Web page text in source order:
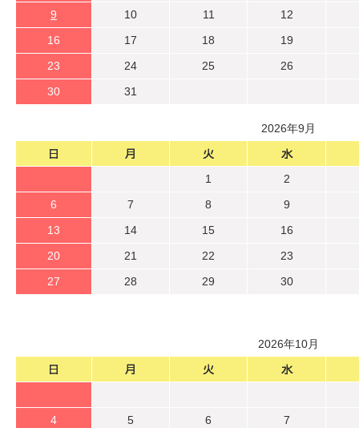
9
10 11 12
16
17 18 19
23
24 25 26
30
31
2026年9月
1
2
6
7 8 9
13
14 15 16
20
21 22 23
27
28 29 30
2026年10月
4 5 6
7